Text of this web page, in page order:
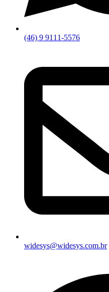
(46) 9 9111-5576
widesys@widesys.com.br